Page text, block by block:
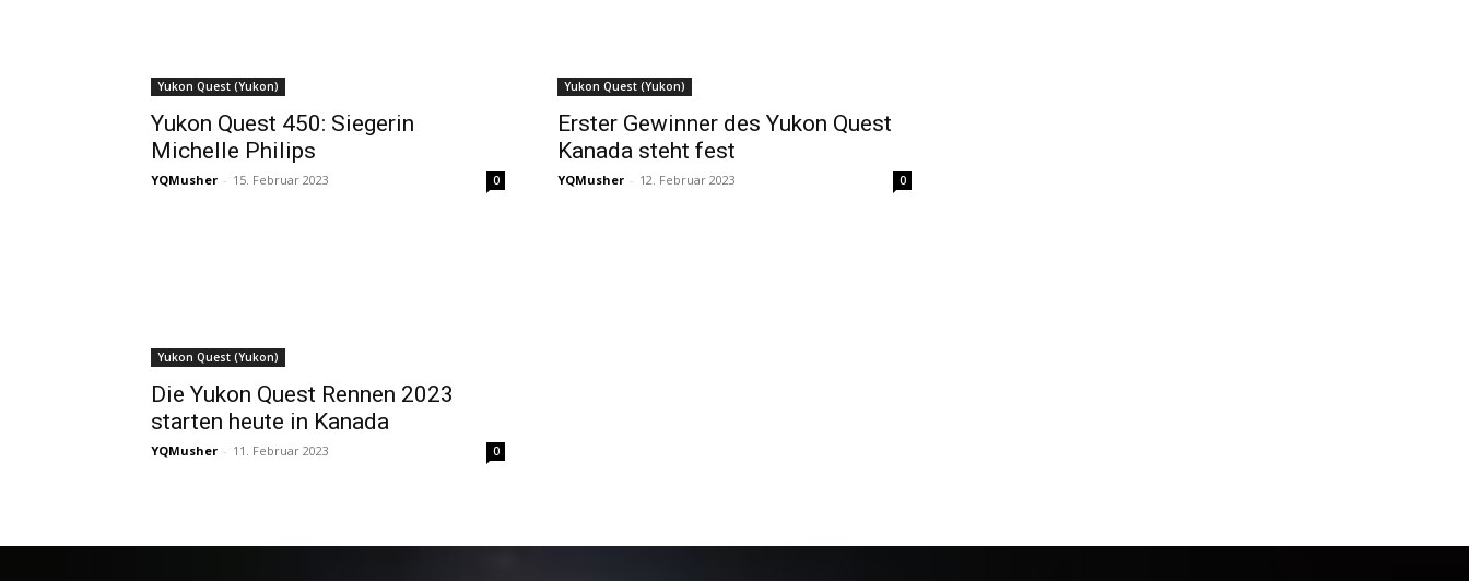
Yukon Quest (Yukon)
Yukon Quest 450: Siegerin
Michelle Philips
YQMusher - 15. Februar 2023 0
Yukon Quest (Yukon)
Erster Gewinner des Yukon Quest
Kanada steht fest
YQMusher - 12. Februar 2023 0
Yukon Quest (Yukon)
Die Yukon Quest Rennen 2023
starten heute in Kanada
YQMusher - 11. Februar 2023 0